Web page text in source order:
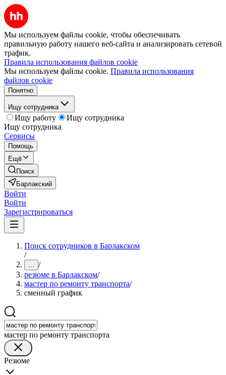
Мы используем файлы cookie, чтобы обеспечивать
правильную работу нашего веб-сайта и анализировать сетевой
трафик.
Правила использования файлов cookie
Мы используем файлы cookie. Правила использования
файлов cookie
Понятно
Ищу сотрудника
Ищу работу
Ищу сотрудника
Ищу сотрудника
Сервисы
Помощь
Ещё
Поиск
Барлакский
Войти
Войти
Зарегистрироваться
Поиск сотрудников в Барлакском
/
... /
резюме в Барлакском/
мастер по ремонту транспорта/
сменный график
мастер по ремонту транспорта
Резюме